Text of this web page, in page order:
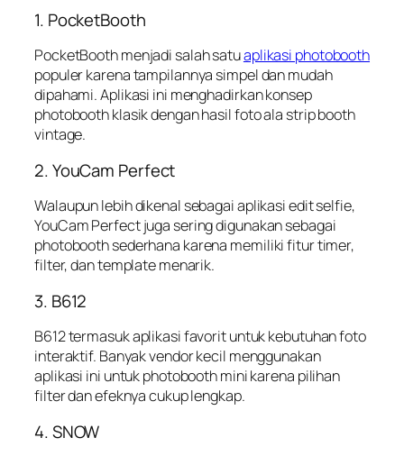
1. PocketBooth
PocketBooth menjadi salah satuaplikasi photobooth
populer karena tampilannya simpel dan mudah
dipahami. Aplikasi ini menghadirkan konsep
photobooth klasik dengan hasil foto ala strip booth
vintage.
2. YouCam Perfect
Walaupun lebih dikenal sebagai aplikasi edit selfie,
YouCam Perfect juga sering digunakan sebagai
photobooth sederhana karena memiliki fitur timer,
filter, dan template menarik.
3. B612
B612 termasuk aplikasi favorit untuk kebutuhan foto
interaktif. Banyak vendor kecil menggunakan
aplikasi ini untuk photobooth mini karena pilihan
filter dan efeknya cukup lengkap.
4. SNOW